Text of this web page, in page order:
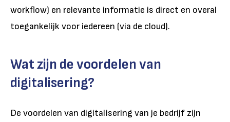
workflow) en relevante informatie is direct en overal
toegankelijk voor iedereen (via de cloud).
Wat zijn de voordelen van
digitalisering?
De voordelen van digitalisering van je bedrijf zijn